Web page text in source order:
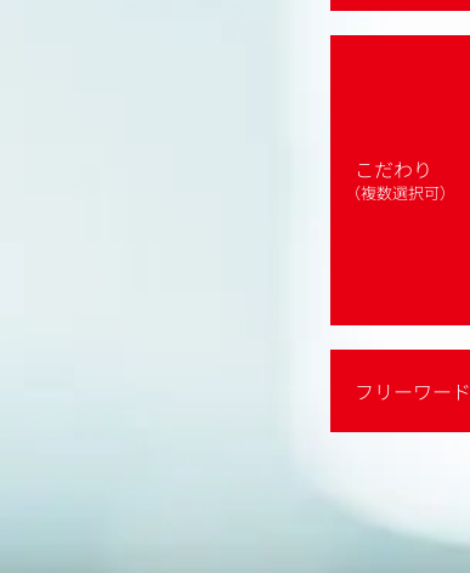
こだわり
（複数選択可）
フリーワード